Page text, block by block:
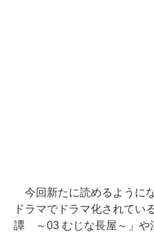
今回新たに読めるように
ドラマでドラマ化されてい
譚 ～03 むじな長屋～」や